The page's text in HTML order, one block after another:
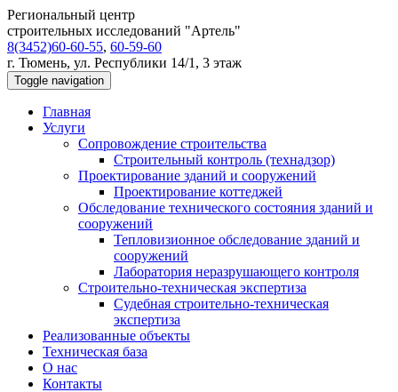
Региональный центр
строительных исследований "Артель"
8(3452)60-60-55, 60-59-60
г. Тюмень, ул. Республики 14/1, 3 этаж
Toggle navigation
Главная
Услуги
Сопровождение строительства
Строительный контроль (технадзор)
Проектирование зданий и сооружений
Проектирование коттеджей
Обследование технического состояния зданий и
сооружений
Тепловизионное обследование зданий и
сооружений
Лаборатория неразрушающего контроля
Строительно-техническая экспертиза
Судебная строительно-техническая
экспертиза
Реализованные объекты
Техническая база
О нас
Контакты